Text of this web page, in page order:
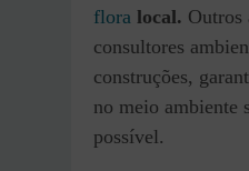
flora local. Outros
consultores
construções,
no meio ambiente
possível.